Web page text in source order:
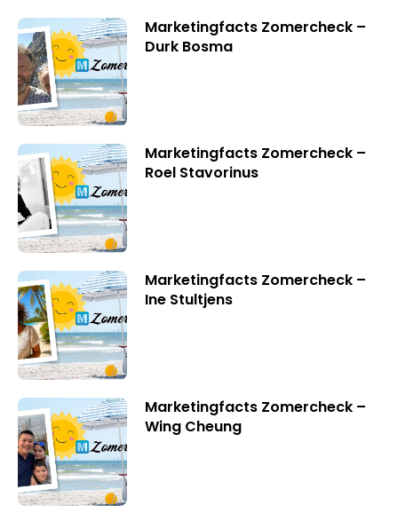
Marketingfacts Zomercheck –
Durk Bosma
Marketingfacts Zomercheck –
Roel Stavorinus
Marketingfacts Zomercheck –
Ine Stultjens
Marketingfacts Zomercheck –
Wing Cheung